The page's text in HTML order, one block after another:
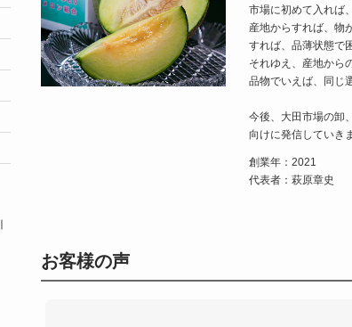
市場に初めて入れば
産地からすれば、物
すれば、品薄状態で
それゆえ、産地から
品物でいえば、同じ
今後、大田市場の卸
向けに発信していき
創業年：2021
代表者：萩原章史
お客様の声